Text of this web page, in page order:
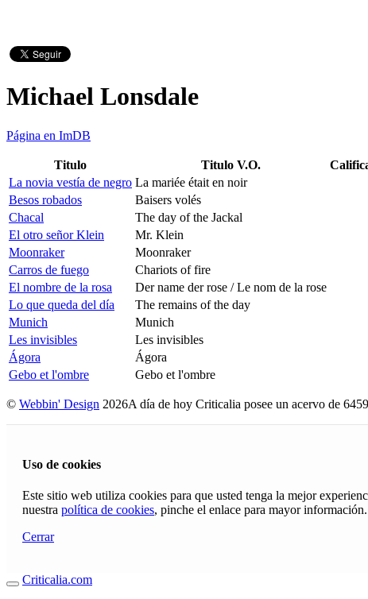
Michael Lonsdale
Página en ImDB
Titulo Titulo V.O.
La novia vestía de negro La mariée était en noir
Besos robados
Baisers volés
Chacal
The day of the Jackal
El otro señor Klein
Mr. Klein
Moonraker
Moonraker
Carros de fuego
Chariots of fire
El nombre de la rosa
Der name der rose / Le nom de la rose
Lo que queda del día
The remains of the day
Munich
Munich
Les invisibles
Les invisibles
Ágora
Ágora
Gebo et l'ombre
Gebo et l'ombre
© Webbin' Design 2026A día de hoy Criticalia posee un acervo de
Uso de cookies
Este sitio web utiliza cookies para que usted tenga la mejor
nuestra política de cookies, pinche el enlace para mayor información.
Cerrar
Criticalia.com